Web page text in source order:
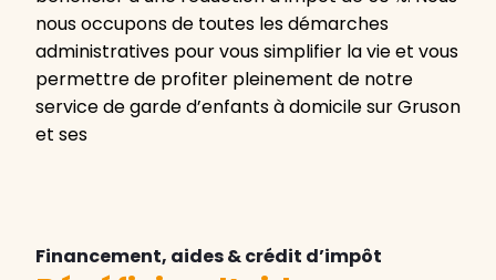
nous occupons de toutes les démarches
administratives pour vous simplifier la vie et vous
permettre de profiter pleinement de notre
service de garde d’enfants à domicile sur Gruson
et ses
Financement, aides & crédit d’impôt